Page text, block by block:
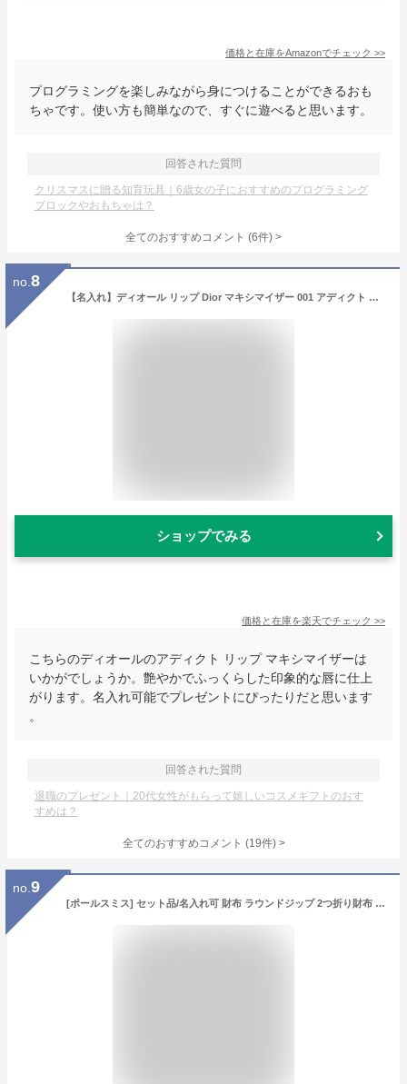
価格と在庫をAmazonでチェック >>
プログラミングを楽しみながら身につけることができるおも
ちゃです。使い方も簡単なので、すぐに遊べると思います。
回答された質問
クリスマスに贈る知育玩具｜6歳女の子におすすめのプログラミング
ブロックやおもちゃは？
全てのおすすめコメント (6件) >
no. 8
【名入れ】ディオール リップ Dior マキシマイザー 001 アディクト リップ リップティント リップケア プランパー リッププランパー グロス コスメ 化粧品 レディース ブランド 新品 ギフト スキンケア ホワイトデー お返し プレゼント 女性 誕生日 実用的 女友達
ショップでみる
価格と在庫を楽天でチェック >>
こちらのディオールのアディクト リップ マキシマイザーは
いかがでしょうか。艶やかでふっくらした印象的な唇に仕上
がります。名入れ可能でプレゼントにぴったりだと思います
。
回答された質問
退職のプレゼント｜20代女性がもらって嬉しいコスメギフトのおす
すめは？
全てのおすすめコメント (19件) >
no. 9
[ポールスミス] セット品/名入れ可 財布 ラウンドジップ 2つ折り財布 ミニ財布 ケアクロス付き ブライトストライププラー 小銭入れ 牛革 革 レザー 名入れ (名入れなし, ブラック)